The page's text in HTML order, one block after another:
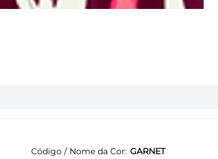
Código / Nome da Cor GARNET